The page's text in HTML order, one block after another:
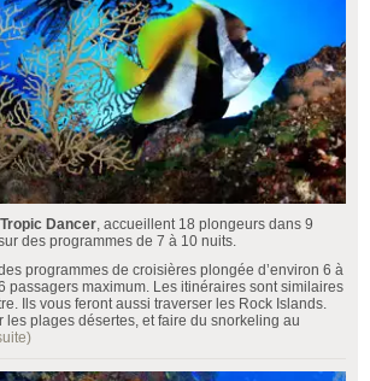
Tropic Dancer , accueillent 18 plongeurs dans 9
des programmes de 7 à 10 nuits.
programmes de croisières plongée d’environ 6 à
passagers maximum. Les itinéraires sont similaires
Ils vous feront aussi traverser les Rock Islands.
les plages désertes, et faire du snorkeling au